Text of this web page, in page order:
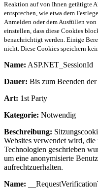
Reaktion auf von Ihnen getätigte
entsprechen, wie etwa dem
Anmelden oder dem Ausfüllen
einstellen, dass diese Cookies
benachrichtigt werden. Einige
nicht. Diese Cookies speichern
Name: ASP.NET_SessionId
Dauer: Bis zum Beenden
Art: 1st Party
Kategorie: Notwendig
Beschreibung:
Websites verwendet wird,
Technologien geschrieben
um eine anonymisierte
aufrechtzuerhalten.
Name: